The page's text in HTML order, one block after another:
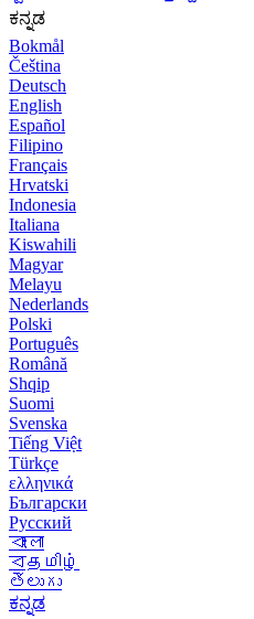
ಕನ್ನಡ
Bokmål
Čeština
Deutsch
English
Español
Filipino
Français
Hrvatski
Indonesia
Italiana
Kiswahili
Magyar
Melayu
Nederlands
Polski
Português
Română
Shqip
Suomi
Svenska
Tiếng Việt
Türkçe
ελληνικά
Български
Русский
বাংলা
বதமிழ்
తెలుగు
ಕನ್ನಡ